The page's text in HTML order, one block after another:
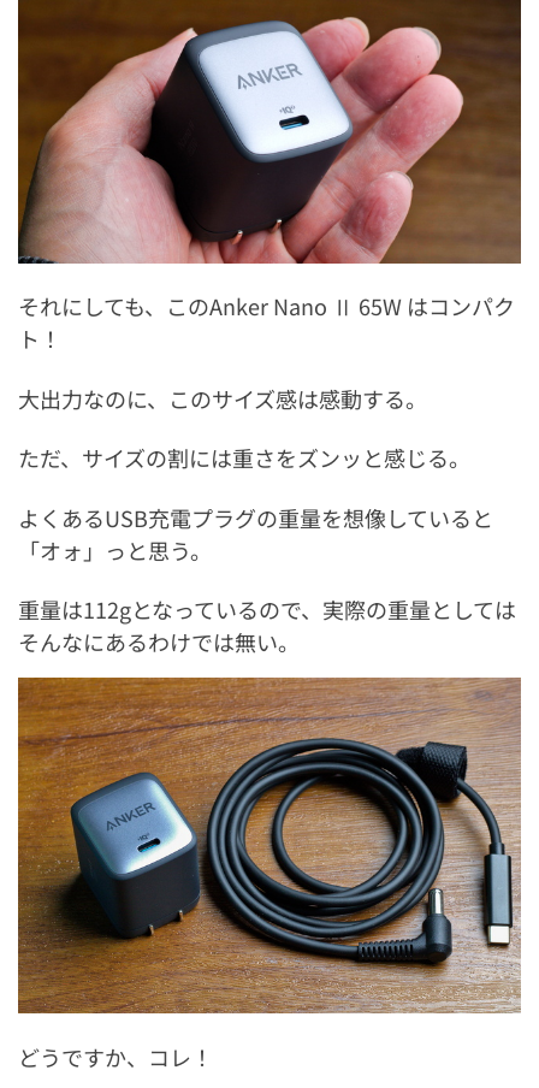
それにしても、このAnker Nano Ⅱ 65W はコンパク
ト！
大出力なのに、このサイズ感は感動する。
ただ、サイズの割には重さをズンッと感じる。
よくあるUSB充電プラグの重量を想像していると
「オォ」っと思う。
重量は112gとなっているので、実際の重量としては
そんなにあるわけでは無い。
どうですか、コレ！